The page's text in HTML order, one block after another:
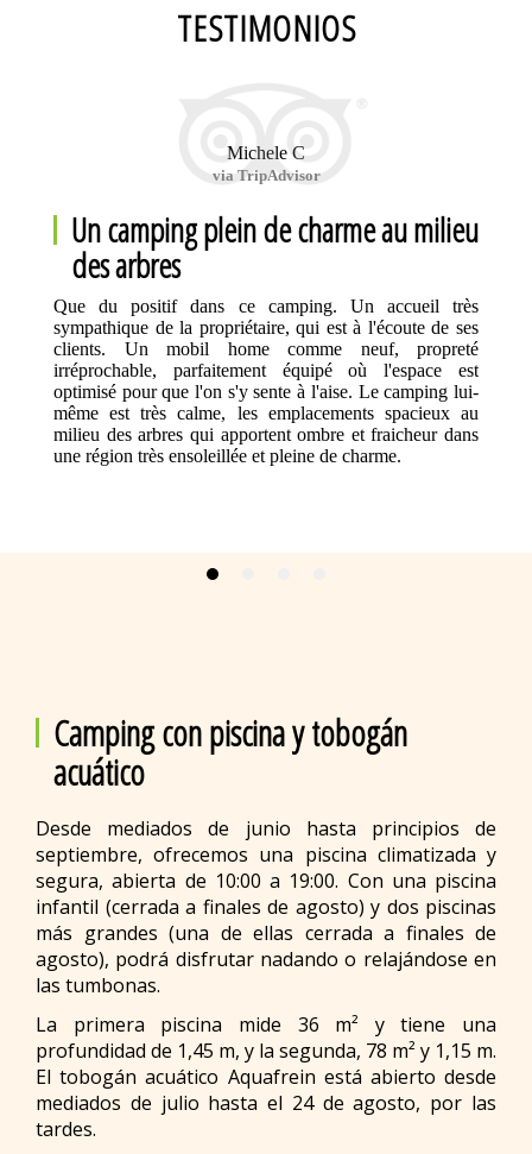
TESTIMONIOS
Michele C
via TripAdvisor
Un camping plein de charme au milieu
des arbres
Que du positif dans ce camping. Un accueil très
sympathique de la propriétaire, qui est à l'écoute de ses
clients. Un mobil home comme neuf, propreté
irréprochable, parfaitement équipé où l'espace est
optimisé pour que l'on s'y sente à l'aise. Le camping lui-
même est très calme, les emplacements spacieux au
milieu des arbres qui apportent ombre et fraicheur dans
une région très ensoleillée et pleine de charme.
Camping con piscina y tobogán
acuático
Desde mediados de junio hasta principios de
septiembre, ofrecemos una piscina climatizada y
segura, abierta de 10:00 a 19:00. Con una piscina
infantil (cerrada a finales de agosto) y dos piscinas
más grandes (una de ellas cerrada a finales de
agosto), podrá disfrutar nadando o relajándose en
las tumbonas.
La primera piscina mide 36 m² y tiene una
profundidad de 1,45 m, y la segunda, 78 m² y 1,15 m.
El tobogán acuático Aquafrein está abierto desde
mediados de julio hasta el 24 de agosto, por las
tardes.